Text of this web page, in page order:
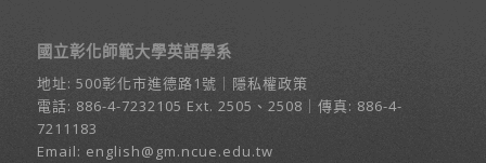
國立彰化師範大學英語學系
地址: 500彰化市進德路1號 ｜ 隱私權政策
電話: 886-4-7232105 Ext. 2505、2508｜傳真: 886-4-
7211183
Email: english@gm.ncue.edu.tw